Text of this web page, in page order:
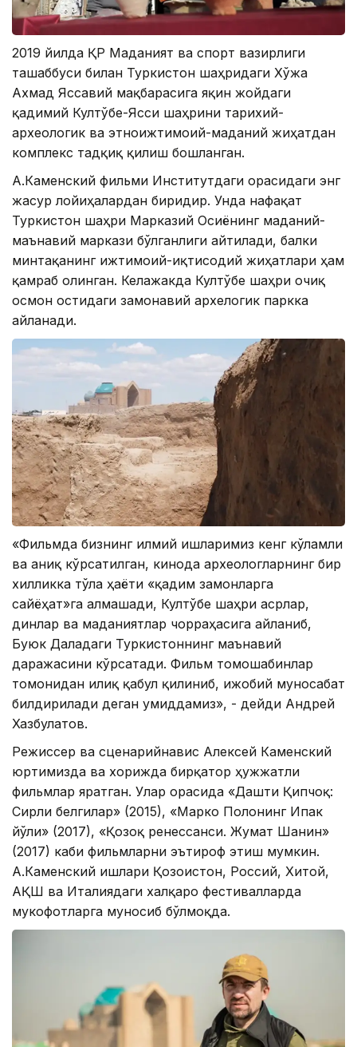
2019 йилда ҚР Маданият ва спорт вазирлиги
ташаббуси билан Туркистон шаҳридаги Хўжа
Ахмад Яссавий мақбарасига яқин жойдаги
қадимий Култўбе-Ясси шаҳрини тарихий-
археологик ва этноижтимоий-маданий жиҳатдан
комплекс тадқиқ қилиш бошланган.
А.Каменский фильми Институтдаги орасидаги энг
жасур лойиҳалардан биридир. Унда нафақат
Туркистон шаҳри Марказий Осиёнинг маданий-
маънавий маркази бўлганлиги айтилади, балки
минтақанинг ижтимоий-иқтисодий жиҳатлари ҳам
қамраб олинган. Келажакда Култўбе шаҳри очиқ
осмон остидаги замонавий архелогик паркка
айланади.
«Фильмда бизнинг илмий ишларимиз кенг кўламли
ва аниқ кўрсатилган, кинода археологларнинг бир
хилликка тўла ҳаёти «қадим замонларга
сайёҳат»га алмашади, Култўбе шаҳри асрлар,
динлар ва маданиятлар чорраҳасига айланиб,
Буюк Даладаги Туркистоннинг маънавий
даражасини кўрсатади. Фильм томошабинлар
томонидан илиқ қабул қилиниб, ижобий муносабат
билдирилади деган умиддамиз», - дейди Андрей
Хазбулатов.
Режиссер ва сценарийнавис Алексей Каменский
юртимизда ва хорижда бирқатор ҳужжатли
фильмлар яратган. Улар орасида «Дашти Қипчоқ:
Сирли белгилар» (2015), «Марко Полонинг Ипак
йўли» (2017), «Қозоқ ренессанси. Жумат Шанин»
(2017) каби фильмларни эътироф этиш мумкин.
А.Каменский ишлари Қозоғистон, Россий, Хитой,
АҚШ ва Италиядаги халқаро фестивалларда
мукофотларга муносиб бўлмоқда.